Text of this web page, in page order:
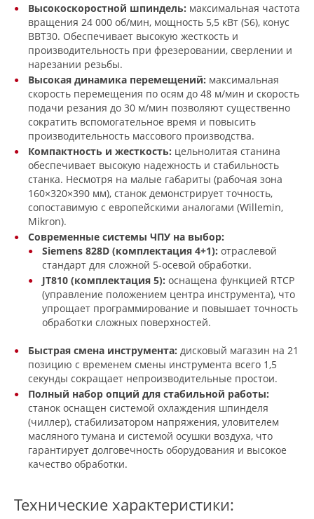
Высокоскоростной шпиндель: максимальная частота
вращения 24 000 об/мин, мощность 5,5 кВт (S6), конус
BBT30. Обеспечивает высокую жесткость и
производительность при фрезеровании, сверлении и
нарезании резьбы.
Высокая динамика перемещений: максимальная
скорость перемещения по осям до 48 м/мин и скорость
подачи резания до 30 м/мин позволяют существенно
сократить вспомогательное время и повысить
производительность массового производства.
Компактность и жесткость: цельнолитая станина
обеспечивает высокую надежность и стабильность
станка. Несмотря на малые габариты (рабочая зона
160×320×390 мм), станок демонстрирует точность,
сопоставимую с европейскими аналогами (Willemin,
Mikron).
Современные системы ЧПУ на выбор:
Siemens 828D (комплектация 4+1): отраслевой
стандарт для сложной 5-осевой обработки.
JT810 (комплектация 5): оснащена функцией RTCP
(управление положением центра инструмента), что
упрощает программирование и повышает точность
обработки сложных поверхностей.
Быстрая смена инструмента: дисковый магазин на 21
позицию с временем смены инструмента всего 1,5
секунды сокращает непроизводительные простои.
Полный набор опций для стабильной работы:
станок оснащен системой охлаждения шпинделя
(чиллер), стабилизатором напряжения, уловителем
масляного тумана и системой осушки воздуха, что
гарантирует долговечность оборудования и высокое
качество обработки.
Технические характеристики: